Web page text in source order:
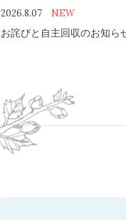
2026.8.07 NEW
お詫びと自主回収のお知ら